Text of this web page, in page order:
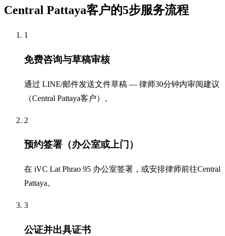
Central Pattaya客户的5步服务流程
1
免费咨询与草稿审核
通过 LINE/邮件发送文件草稿 — 律师30分钟内审阅建议
（Central Pattaya客户）。
2
预约签署（办公室或上门）
在 iVC Lat Phrao 95 办公室签署，或安排律师前往Central
Pattaya。
3
公证并出具证书